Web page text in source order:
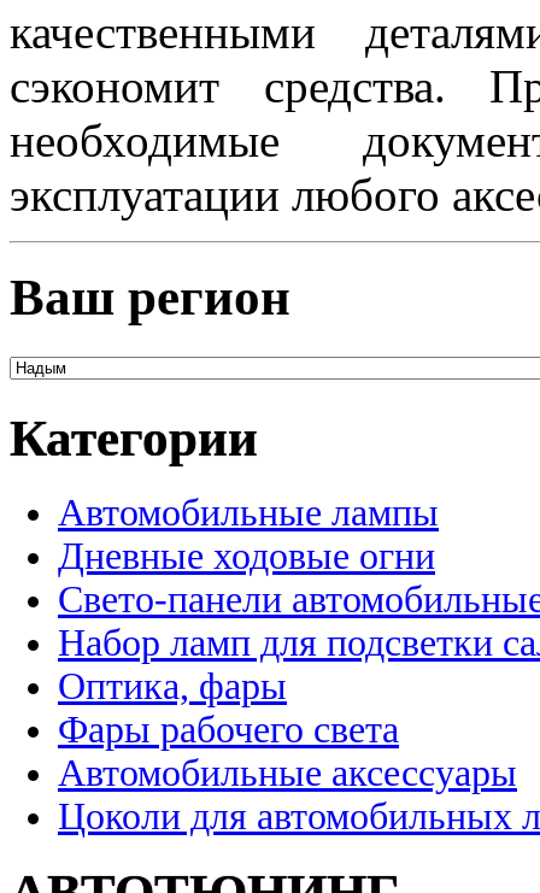
качественными
сэкономит средства.
необходимые
эксплуатации любого
Ваш регион
Категории
Автомобильные лампы
Дневные ходовые огни
Свето-панели
Набор ламп для подсветки
Оптика, фары
Фары рабочего света
Автомобильные аксессуары
Цоколи для автомобильных